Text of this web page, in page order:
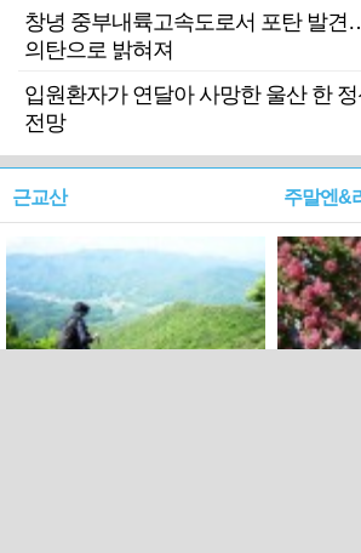
창녕 중부내륙고속도로서 포탄 발
의탄으로 밝혀져
입원환자가 연달아 사망한 울산 한
전망
근교산 주말엔&